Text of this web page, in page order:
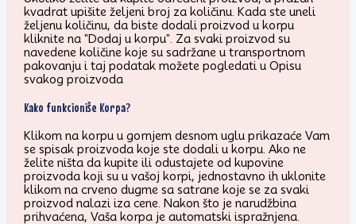
kvadrat upišite željeni broj za količinu. Kada ste uneli
željenu količinu, da biste dodali proizvod u korpu
kliknite na "Dodaj u korpu". Za svaki proizvod su
navedene količine koje su sadržane u transportnom
pakovanju i taj podatak možete pogledati u Opisu
svakog proizvoda
Kako funkcioniše Korpa?
Klikom na korpu u gornjem desnom uglu prikazaće Vam
se spisak proizvoda koje ste dodali u korpu. Ako ne
želite ništa da kupite ili odustajete od kupovine
proizvoda koji su u vašoj korpi, jednostavno ih uklonite
klikom na crveno dugme sa satrane koje se za svaki
proizvod nalazi iza cene. Nakon što je narudžbina
prihvaćena, Vaša korpa je automatski ispražnjena.